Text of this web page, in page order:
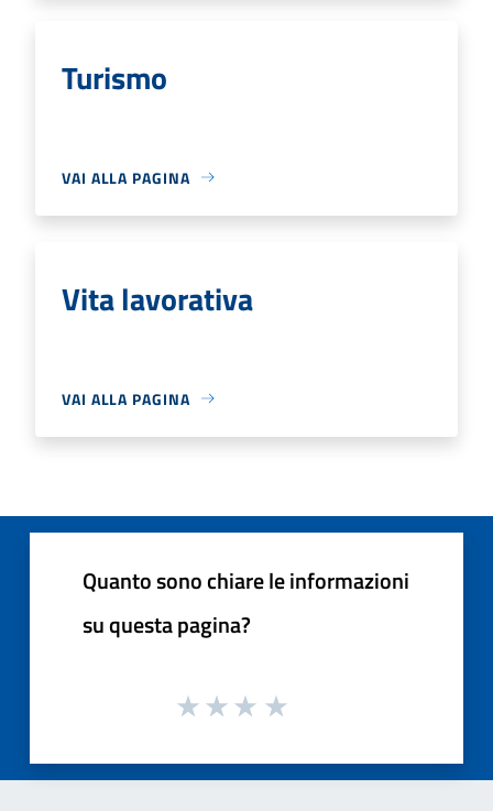
Turismo
VAI ALLA PAGINA
Vita lavorativa
VAI ALLA PAGINA
Quanto sono chiare le informazioni
su questa pagina?